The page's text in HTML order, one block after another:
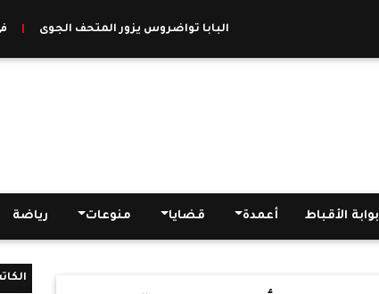
البابا تواضروس يزور المتحف الجوى | في
بوابة الأقباط أعمدة قضايا منوعات رياضة